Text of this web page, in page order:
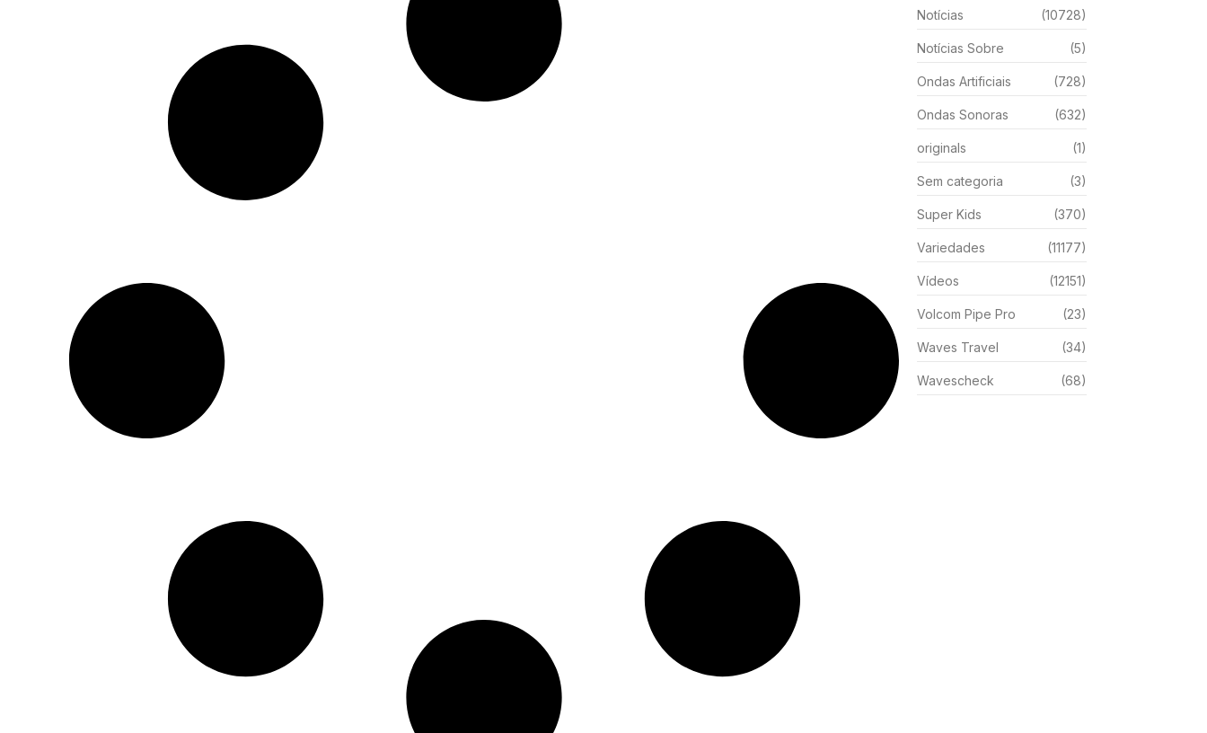
Notícias (10728)
Notícias Sobre (5)
Ondas Artificiais (728)
Ondas Sonoras (632)
originals (1)
Sem categoria (3)
Super Kids (370)
Variedades (11177)
Vídeos (12151)
Volcom Pipe Pro (23)
Waves Travel (34)
Wavescheck (68)